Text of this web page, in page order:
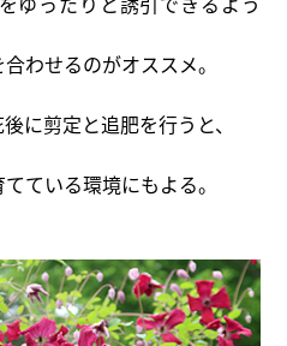
わせるのがオススメ。
に剪定と追肥を行うと、
ている環境にもよる。